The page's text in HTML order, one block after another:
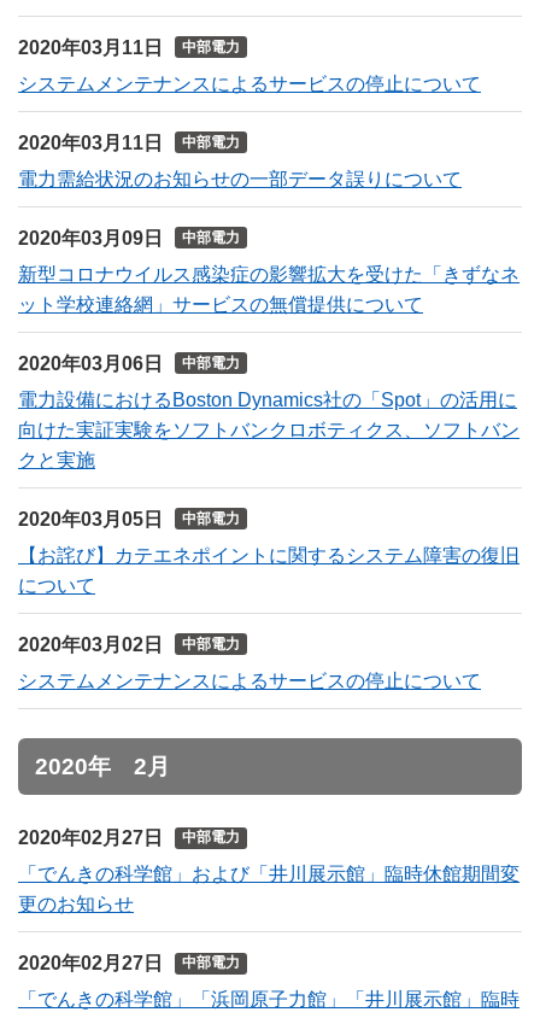
2020年03月11日 中部電力
システムメンテナンスによるサービスの停止について
2020年03月11日 中部電力
電力需給状況のお知らせの一部データ誤りについて
2020年03月09日 中部電力
新型コロナウイルス感染症の影響拡大を受けた「きずなネ
ット学校連絡網」サービスの無償提供について
2020年03月06日 中部電力
電力設備におけるBoston Dynamics社の「Spot」の活用に
向けた実証実験をソフトバンクロボティクス、ソフトバン
クと実施
2020年03月05日 中部電力
【お詫び】カテエネポイントに関するシステム障害の復旧
について
2020年03月02日 中部電力
システムメンテナンスによるサービスの停止について
2020年 2月
2020年02月27日 中部電力
「でんきの科学館」および「井川展示館」臨時休館期間変
更のお知らせ
2020年02月27日 中部電力
「でんきの科学館」「浜岡原子力館」「井川展示館」臨時